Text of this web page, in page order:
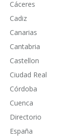
Cáceres
Cadiz
Canarias
Cantabria
Castellon
Ciudad Real
Córdoba
Cuenca
Directorio
España